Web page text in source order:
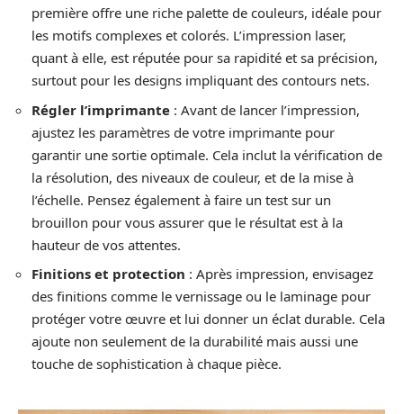
première offre une riche palette de couleurs, idéale pour
les motifs complexes et colorés. L’impression laser,
quant à elle, est réputée pour sa rapidité et sa précision,
surtout pour les designs impliquant des contours nets.
Régler l’imprimante : Avant de lancer l’impression,
ajustez les paramètres de votre imprimante pour
garantir une sortie optimale. Cela inclut la vérification de
la résolution, des niveaux de couleur, et de la mise à
l’échelle. Pensez également à faire un test sur un
brouillon pour vous assurer que le résultat est à la
hauteur de vos attentes.
Finitions et protection : Après impression, envisagez
des finitions comme le vernissage ou le laminage pour
protéger votre œuvre et lui donner un éclat durable. Cela
ajoute non seulement de la durabilité mais aussi une
touche de sophistication à chaque pièce.